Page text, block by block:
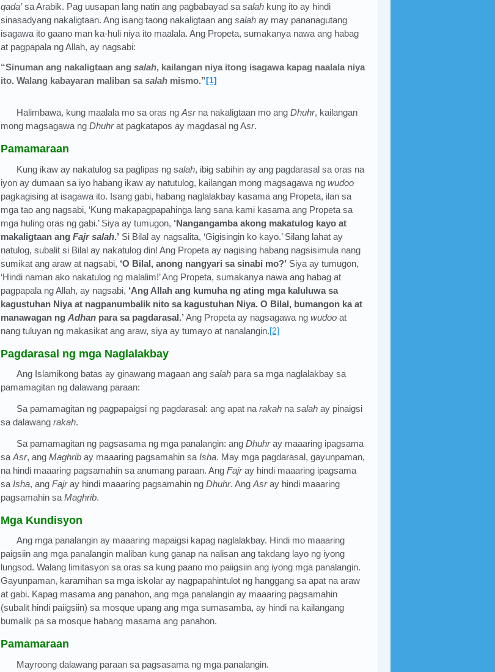
qada’sa Arabik. Pag uusapan lang natin ang pagbabayad sa salah kung ito ay hindi
sinasadyang nakaligtaan. Ang isang taong nakaligtaan ang salah ay may pananagutang
isagawa ito gaano man ka-huli niya ito maalala. Ang Propeta, sumakanya nawa ang habag
at pagpapala ng Allah, ay nagsabi:
“Sinuman ang nakaligtaan ang salah, kailangan niya itong isagawa kapag naalala niya
ito. Walang kabayaran maliban sa salah mismo.”[1]
Halimbawa, kung maalala mo sa oras ngAsrna nakaligtaan mo angDhuhr, kailangan
mong magsagawa ng Dhuhrat pagkatapos ay magdasal ng Asr.
Pamamaraan
Kung ikaw ay nakatulog sa paglipas ng salah, ibig sabihin ay ang pagdarasal sa oras na
iyon ay dumaan sa iyo habang ikaw ay natutulog, kailangan mong magsagawa ng wudoo
pagkagising at isagawa ito. Isang gabi, habang naglalakbay kasama ang Propeta, ilan sa
mga tao ang nagsabi, ‘Kung makapagpapahinga lang sana kami kasama ang Propeta sa
mga huling oras ng gabi.’ Siya ay tumugon, ‘Nangangamba akong makatulog kayo at
makaligtaan ang Fajr salah.’ Si Bilal ay nagsalita, ‘Gigisingin ko kayo.’ Silang lahat ay
natulog, subalit si Bilal ay nakatulog din! Ang Propeta ay nagising habang nagsisimula nang
sumikat ang araw at nagsabi, ‘O Bilal, anong nangyari sa sinabi mo?’ Siya ay tumugon,
‘Hindi naman ako nakatulog ng malalim!’ Ang Propeta, sumakanya nawa ang habag at
pagpapala ng Allah, ay nagsabi, ‘Ang Allah ang kumuha ng ating mga kaluluwa sa
kagustuhan Niya at nagpanumbalik nito sa kagustuhan Niya. O Bilal, bumangon ka at
manawagan ng Adhan para sa pagdarasal.’Ang Propeta ay nagsagawa ng wudoo at
nang tuluyan ng makasikat ang araw, siya ay tumayo at nanalangin.[2]
Pagdarasal ng mga Naglalakbay
Ang Islamikong batas ay ginawang magaan angsalah para sa mga naglalakbay sa
pamamagitan ng dalawang paraan:
Sa pamamagitan ng pagpapaigsi ng pagdarasal: ang apat narakah nasalah ay pinaigsi
sa dalawang rakah.
Sa pamamagitan ng pagsasama ng mga panalangin: angDhuhray maaaring ipagsama
sa Asr, ang Maghrib ay maaaring pagsamahin sa Isha. May mga pagdarasal, gayunpaman,
na hindi maaaring pagsamahin sa anumang paraan. Ang Fajray hindi maaaring ipagsama
sa Isha, ang Fajray hindi maaaring pagsamahin ng Dhuhr. Ang Asray hindi maaaring
pagsamahin sa Maghrib.
Mga Kundisyon
Ang mga panalangin ay maaaring mapaigsi kapag naglalakbay. Hindi mo maaaring
paigsiin ang mga panalangin maliban kung ganap na nalisan ang takdang layo ng iyong
lungsod. Walang limitasyon sa oras sa kung paano mo paiigsiin ang iyong mga panalangin.
Gayunpaman, karamihan sa mga iskolar ay nagpapahintulot ng hanggang sa apat na araw
at gabi. Kapag masama ang panahon, ang mga panalangin ay maaaring pagsamahin
(subalit hindi paiigsiin) sa mosque upang ang mga sumasamba, ay hindi na kailangang
bumalik pa sa mosque habang masama ang panahon.
Pamamaraan
Mayroong dalawang paraan sa pagsasama ng mga panalangin.